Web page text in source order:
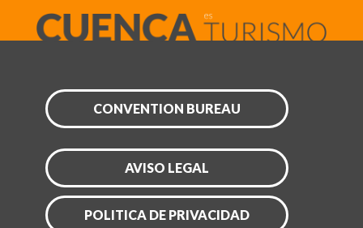
CONVENTION BUREAU
AVISO LEGAL
POLITICA DE PRIVACIDAD